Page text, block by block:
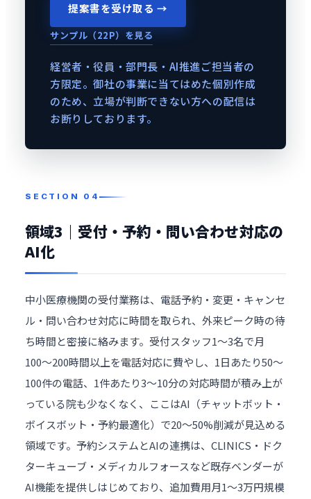
提案書を受け取る →
サンプル（22P）を見る
経営者・役員・部門長・AI推進ご担当者の
方限定。御社の事業に当てはめた個別作成
のため、立場が判断できない方への配信は
お断りしております。
領域3｜受付・予約・問い合わせ対応の
AI化
中小医療機関の受付業務は、電話予約・変更・キャンセ
ル・問い合わせ対応に時間を取られ、外来ピーク時の待
ち時間と密接に絡みます。受付スタッフ1〜3名で月
100〜200時間以上を電話対応に費やし、1日あたり50〜
100件の電話、1件あたり3〜10分の対応時間が積み上が
っている院も少なくなく、ここはAI（チャットボット・
ボイスボット・予約最適化）で20〜50%削減が見込める
領域です。予約システムとAIの連携は、CLINICS・ドク
ターキューブ・メディカルフォースなど既存ベンダーが
AI機能を提供しはじめており、追加費用月1〜3万円規模